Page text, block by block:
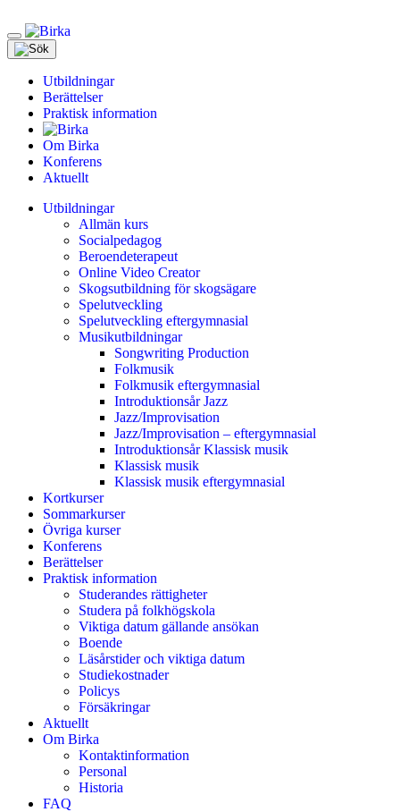
Meny
Utbildningar
Berättelser
Praktisk information
Om Birka
Konferens
Aktuellt
Utbildningar
Allmän kurs
Socialpedagog
Beroendeterapeut
Online Video Creator
Skogsutbildning för skogsägare
Spelutveckling
Spelutveckling eftergymnasial
Musikutbildningar
Songwriting Production
Folkmusik
Folkmusik eftergymnasial
Introduktionsår Jazz
Jazz/Improvisation
Jazz/Improvisation – eftergymnasial
Introduktionsår Klassisk musik
Klassisk musik
Klassisk musik eftergymnasial
Kortkurser
Sommarkurser
Övriga kurser
Konferens
Berättelser
Praktisk information
Studerandes rättigheter
Studera på folkhögskola
Viktiga datum gällande ansökan
Boende
Läsårstider och viktiga datum
Studiekostnader
Policys
Försäkringar
Aktuellt
Om Birka
Kontaktinformation
Personal
Historia
FAQ